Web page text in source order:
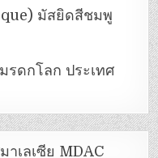
มัสยิดสีชมพู
รดกโลก ประเทศ